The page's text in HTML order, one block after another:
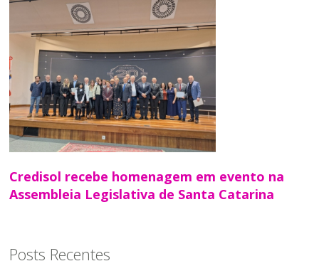
Credisol recebe homenagem em evento na
Assembleia Legislativa de Santa Catarina
Posts Recentes